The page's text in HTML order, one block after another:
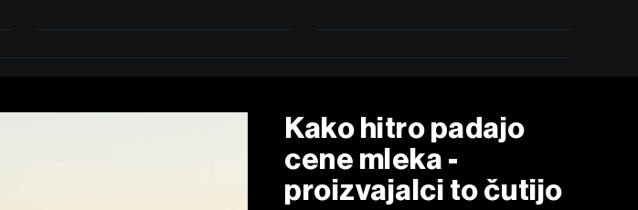
Kako hitro padajo
cene mleka -
proizvajalci to čutijo